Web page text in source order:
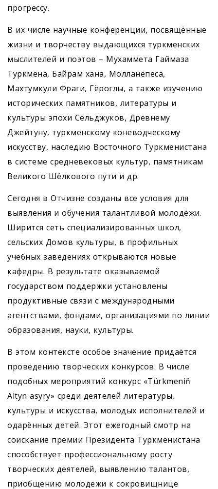
прогрессу.
В их числе научные конференции, посвящённые
жизни и творчеству выдающихся туркменских
мыслителей и поэтов – Мухаммета Гаймаза
Туркмена, Байрам хана, Молланепеса,
Махтумкули Фраги, Гёроглы, а также изучению
исторических памятников, литературы и
культуры эпохи Сельджуков, Древнему
Джейтуну, туркменскому коневодческому
искусству, наследию Восточного Туркменистана
в системе средневековых культур, памятникам
Великого Шёлкового пути и др.
Сегодня в Отчизне созданы все условия для
выявления и обучения талантливой молодёжи.
Ширится сеть специализированных школ,
сельских Домов культуры, в профильных
учебных заведениях открываются новые
кафедры. В результате оказываемой
государством поддержки установлены
продуктивные связи с международными
агентствами, фондами, организациями по линии
образования, науки, культуры.
В этом контексте особое значение придаётся
проведению творческих конкурсов. В числе
подобных мероприятий конкурс «Türkmeniň
Altyn asyry» среди деятелей литературы,
культуры и искусства, молодых исполнителей и
одарённых детей. Этот ежегодный смотр на
соискание премии Президента Туркменистана
способствует профессио­нальному росту
творческих деятелей, выявлению талантов,
приобщению молодёжи к сокровищнице